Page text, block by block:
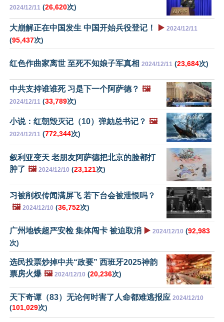
2024/12/11 (26,620次)
大崩解正在中国发生 中国开始兵役登记！ ▶️ 2024/12/11
(95,437次)
红色作曲家离世 至死不知娘子军真相 2024/12/11 (23,684次)
中共支持谁谁死 习是下一个阿萨德？ 🖼️
2024/12/11 (33,789次)
小说：红朝毁灭记（10）弹劾总书记？ 🖼️
2024/12/11 (772,344次)
叙利亚变天 老朋友阿萨德把北京的脸都打
肿了 🖼️ 2024/12/10 (23,121次)
习被削权传闻满屏飞 若下台会被泄恨吗？
🖼️ 2024/12/10 (36,752次)
广州地铁超严安检 集体闯卡 被迫取消 ▶️ 2024/12/10 (92,983
次)
选民投票炒掉中共“政要” 西班牙2025神韵
票房火爆 🖼️ 2024/12/10 (20,236次)
天下奇谭（83）无论何时害了人命都难逃报应 2024/12/10
(101,029次)